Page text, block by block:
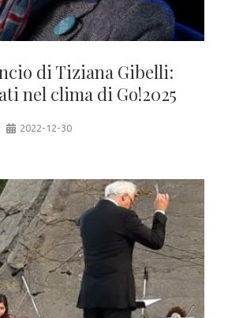
di Tiziana Gibelli:
nel clima di Go!2025
2022-12-30